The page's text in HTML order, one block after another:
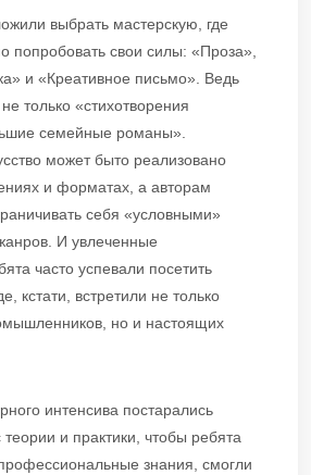
выбрать мастерскую, где
попробовать свои силы: «Проза»,
и «Креативное письмо». Ведь
только «стихотворения
семейные романы».
может быто реализовано
и форматах, а авторам
себя «условными»
И увлеченные
часто успевали посетить
кстати, встретили не только
но и настоящих
интенсива постарались
и практики, чтобы ребята
знания, смогли